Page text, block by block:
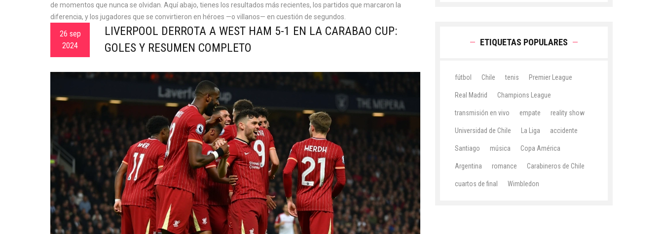
de momentos que nunca se olvidan. Aquí abajo, tienes los resultados más recientes, los partidos que marcaron la
diferencia, y los jugadores que se convirtieron en héroes —o villanos— en cuestión de segundos.
26 sep
2024
LIVERPOOL DERROTA A WEST HAM 5-1 EN LA CARABAO CUP:
GOLES Y RESUMEN COMPLETO
ETIQUETAS POPULARES
fútbol Chile tenis Premier League
Real Madrid Champions League
transmisión en vivo empate reality show
Universidad de Chile La Liga accidente
Santiago música Copa América
Argentina romance Carabineros de Chile
cuartos de final Wimbledon